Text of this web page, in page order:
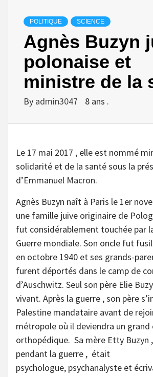
POLITIQUE SCIENCE
Agnès Buzyn
polonaise et
ministre de la
By admin3047 8 ans .
Le 17 mai 2017 , elle est nommé
solidarité et de la santé sous la
d’Emmanuel Macron.
Agnès Buzyn naît à Paris le 1er
une famille juive originaire de
fut considérablement touchée par
Guerre mondiale. Son oncle fut
en octobre 1940 et ses grands-
furent déportés dans le camp de
d’Auschwitz. Seul son père Elie
vivant. Après la guerre , son père
Palestine mandataire avant de
métropole où il deviendra un grand
orthopédique. Sa mère Etty Buzyn
pendant la guerre , était
psychologue, psychanalyste et